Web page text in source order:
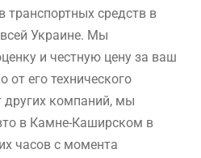
транспортных средств в
Украине. Мы
и честную цену за ваш
от его технического
других компаний, мы
в Камне-Каширском в
часов с момента